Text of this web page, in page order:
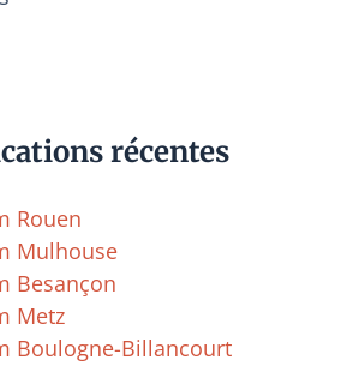
récentes
Rouen
Mulhouse
Besançon
Metz
Boulogne-Billancourt